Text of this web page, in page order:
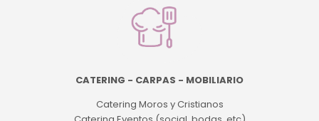
CATERING - CARPAS - MOBILIARIO
Catering Moros y Cristianos